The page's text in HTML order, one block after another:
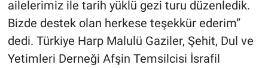
ailelerimiz ile tarih yüklü gezi turu düzenledik.
Bizde destek olan herkese teşekkür ederim”
dedi. Türkiye Harp Malulü Gaziler, Şehit, Dul ve
Yetimleri Derneği Afşin Temsilcisi İsrafil